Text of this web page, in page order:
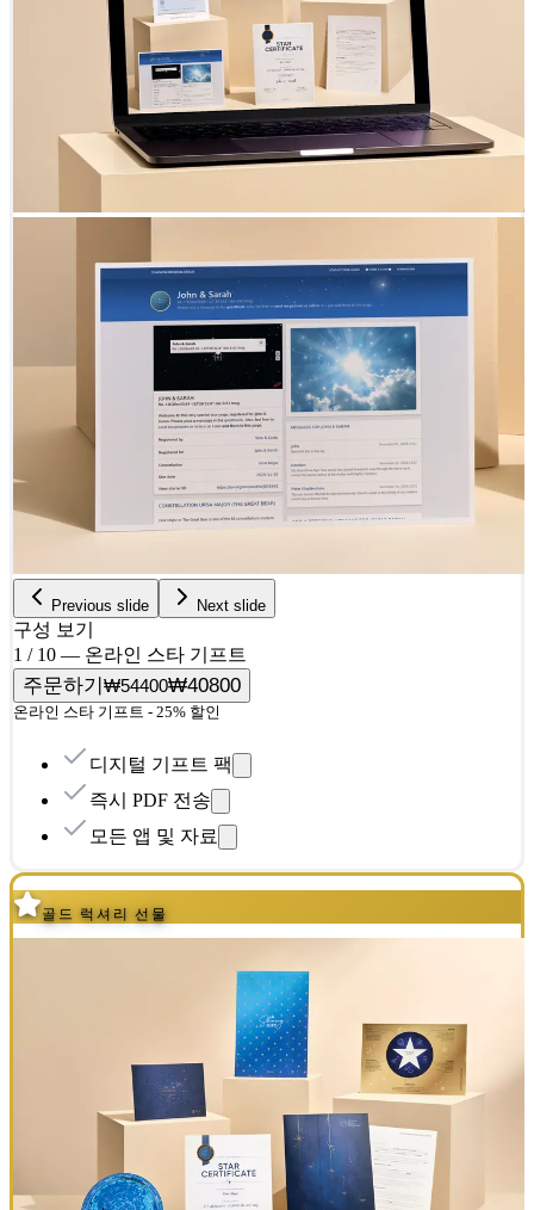
Previous slide Next slide
구성 보기
1 / 10 — 온라인 스타 기프트
주문하기₩54400₩40800
온라인 스타 기프트 - 25% 할인
디지털 기프트 팩
즉시 PDF 전송
모든 앱 및 자료
골드 럭셔리 선물